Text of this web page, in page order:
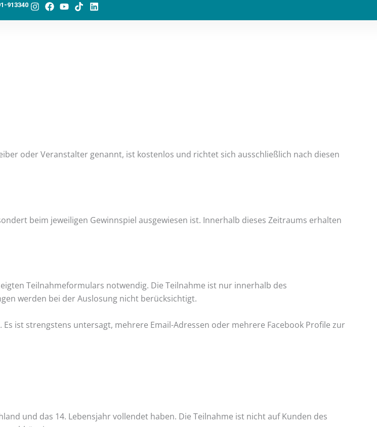
913340 I
n
s
F
a
c
Y
o
u
T
i
k
L
i
n
oder Veranstalter genannt, ist kostenlos und richtet sich ausschließlich nach diesen
beim jeweiligen Gewinnspiel ausgewiesen ist. Innerhalb dieses Zeitraums erhalten
Teilnahmeformulars notwendig. Die Teilnahme ist nur innerhalb des
werden bei der Auslosung nicht berücksichtigt.
ist strengstens untersagt, mehrere Email-Adressen oder mehrere Facebook Profile zur
und das 14. Lebensjahr vollendet haben. Die Teilnahme ist nicht auf Kunden des